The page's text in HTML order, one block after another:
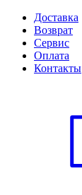
Доставка
Возврат
Сервис
Оплата
Контакты